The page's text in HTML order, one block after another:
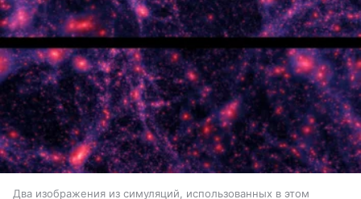
Два изображения из симуляций, использованных в этом